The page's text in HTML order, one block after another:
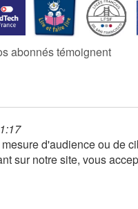
abonnés témoignent
d'audience ou de
sur notre site, vous